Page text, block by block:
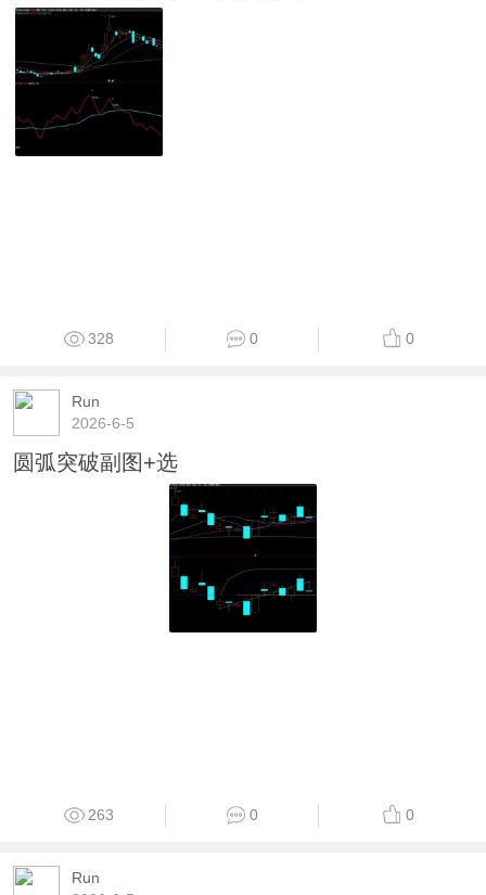
328 0 0
Run
2026-6-5
圆弧突破副图+选
263 0 0
Run